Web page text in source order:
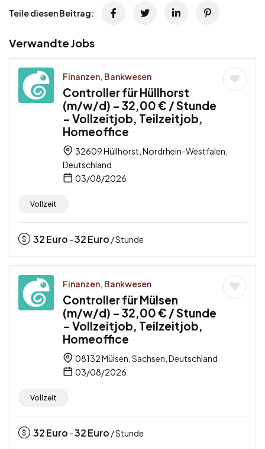
Teile diesen Beitrag:
Verwandte Jobs
Finanzen, Bankwesen
Controller für Hüllhorst
(m/w/d) – 32,00 € / Stunde
– Vollzeitjob, Teilzeitjob,
Homeoffice
32609 Hüllhorst, Nordrhein-Westfalen,
Deutschland
03/08/2026
Vollzeit
32Euro -32Euro / Stunde
Finanzen, Bankwesen
Controller für Mülsen
(m/w/d) – 32,00 € / Stunde
– Vollzeitjob, Teilzeitjob,
Homeoffice
08132 Mülsen, Sachsen, Deutschland
03/08/2026
Vollzeit
32Euro -32Euro / Stunde